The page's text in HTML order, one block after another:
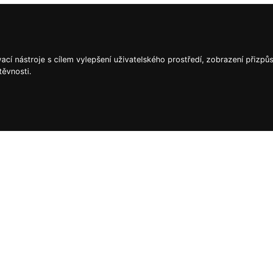
nástroje s cílem vylepšení uživatelského prostředí, zobrazení